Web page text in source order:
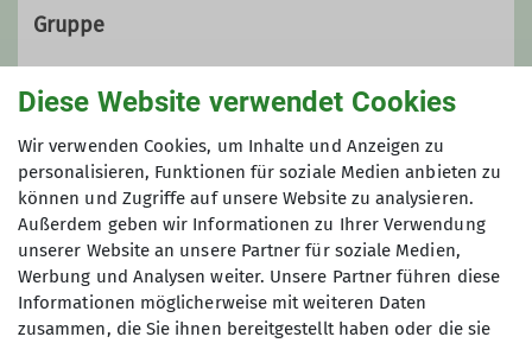
Gruppe
Gruppe BEST - Bergsteigen und
Bergwandern
Wir sind in unserer Sektion eine
offene Gruppe von Frauen und
Männern, die Spaß haben am
Bergsteigen/Bergwandern.
Diese Website verwendet Cookies
Wir verwenden Cookies, um Inhalte und Anzeigen zu
personalisieren, Funktionen für soziale Medien anbieten zu
können und Zugriffe auf unsere Website zu analysieren.
Außerdem geben wir Informationen zu Ihrer Verwendung
unserer Website an unsere Partner für soziale Medien,
Werbung und Analysen weiter. Unsere Partner führen diese
Informationen möglicherweise mit weiteren Daten
zusammen, die Sie ihnen bereitgestellt haben oder die sie